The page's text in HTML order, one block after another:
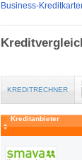
Business-
KREDITRECHNER
Kreditanbieter